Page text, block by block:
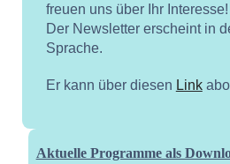
freuen uns über Ihr Interesse!
Der Newsletter erscheint in
Sprache.
Er kann über diesen Link
Aktuelle Programme als